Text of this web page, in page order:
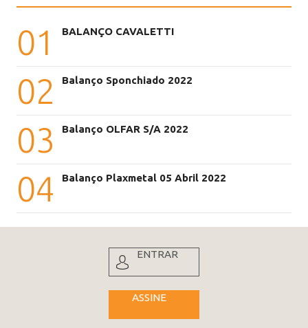
01 BALANÇO CAVALETTI
02 Balanço Sponchiado 2022
03 Balanço OLFAR S/A 2022
04 Balanço Plaxmetal 05 Abril 2022
ENTRAR
ASSINE